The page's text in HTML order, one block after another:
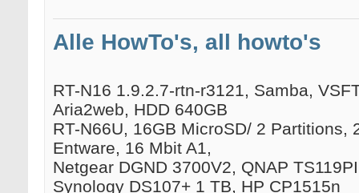
Alle HowTo's, all howto's
RT-N16 1.9.2.7-rtn-r3121, Samba,
Aria2web, HDD 640GB
RT-N66U, 16GB MicroSD/ 2
Entware, 16 Mbit A1,
Netgear DGND 3700V2, QNAP
Synology DS107+ 1 TB, HP CP1515n